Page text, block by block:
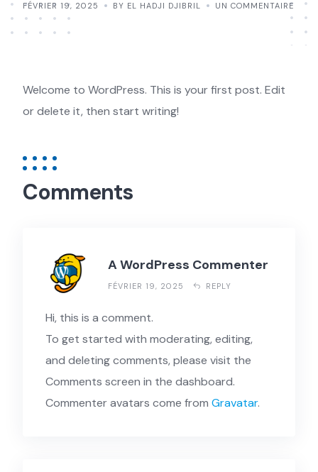
FÉVRIER 19, 2025 BY EL HADJI DJIBRIL UN COMMENTAIRE
Welcome to WordPress. This is your first post. Edit
or delete it, then start writing!
Comments
A WordPress Commenter
FÉVRIER 19, 2025 REPLY
Hi, this is a comment.
To get started with moderating, editing,
and deleting comments, please visit the
Comments screen in the dashboard.
Commenter avatars come from Gravatar.